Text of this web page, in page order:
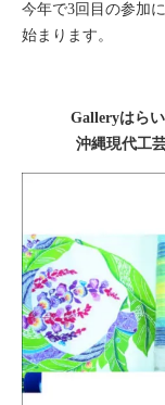
今年で3回目の参加
始まります。
Galleryはら
沖縄現代工